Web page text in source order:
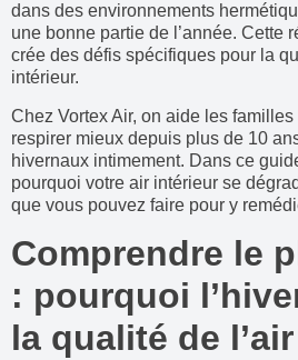
dans des environnements
une bonne partie de l’année. Cette
crée des défis spécifiques pour la
intérieur.
Chez Vortex Air, on aide les
respirer mieux depuis plus de 10
hivernaux intimement. Dans ce
pourquoi votre air intérieur se
que vous pouvez faire pour y
Comprendre le
: pourquoi
la qualité de